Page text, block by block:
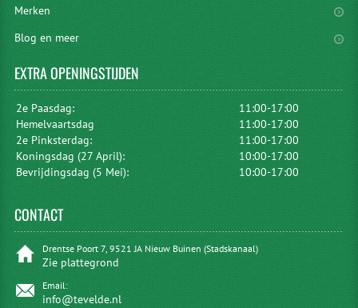
Merken
Blog en meer
EXTRAOPENINGSTIJDEN
2e Paasdag:
11:00-17:00
Hemelvaartsdag
11:00-17:00
2e Pinksterdag:
11:00-17:00
Koningsdag (27 April):
10:00-17:00
Bevrijdingsdag (5 Mei):
10:00-17:00
CONTACT
Drentse Poort 7, 9521 JA Nieuw Buinen (Stadskanaal)
Zie plattegrond
Email:
info@tevelde.nl